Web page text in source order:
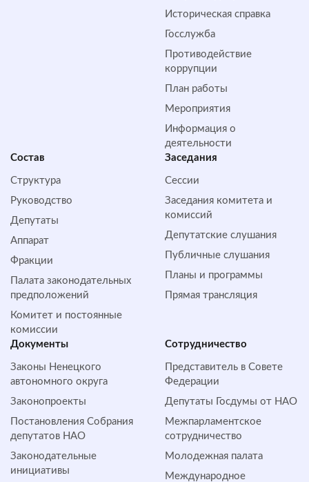
Историческая справка
Госслужба
Противодействие
коррупции
План работы
Мероприятия
Информация о
деятельности
Состав
Структура
Руководство
Депутаты
Аппарат
Фракции
Палата законодательных
предположений
Комитет и постоянные
комиссии
Заседания
Сессии
Заседания комитета и
комиссий
Депутатские слушания
Публичные слушания
Планы и программы
Прямая трансляция
Документы
Законы Ненецкого
автономного округа
Законопроекты
Постановления Собрания
депутатов НАО
Законодательные
инициативы
Сотрудничество
Представитель в Совете
Федерации
Депутаты Госдумы от НАО
Межпарламентское
сотрудничество
Молодежная палата
Международное